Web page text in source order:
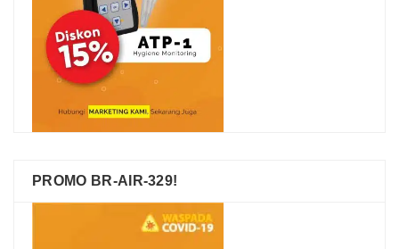
PROMO BR-AIR-329!